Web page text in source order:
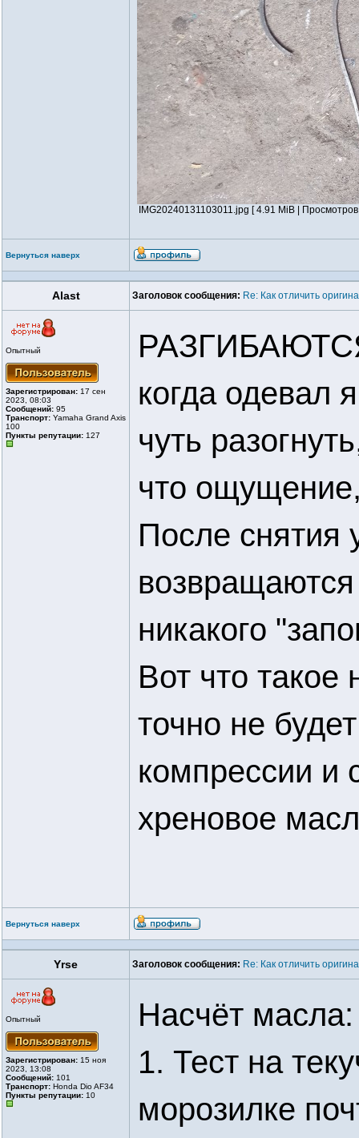
IMG20240131103011.jpg [ 4.91 MiB |
Вернуться наверх
Alast Заголовок сообщения: Re: Как отличить
Опытный
Зарегистрирован: 17 сен
2023, 08:03
Сообщений: 95
Транспорт: Yamaha Grand Axis
100
Пункты репутации: 127
когда одевал
чуть
что
После снятия
никакого
Вот что такое
точно не
компрессии и
хреновое
Вернуться наверх
Yrse Заголовок сообщения: Re: Как отличить
Опытный
Зарегистрирован: 15 ноя
2023, 13:08
Сообщений: 101
Транспорт: Honda Dio AF34
Пункты репутации: 10
Насчёт масла:
1. Тест на
морозилке